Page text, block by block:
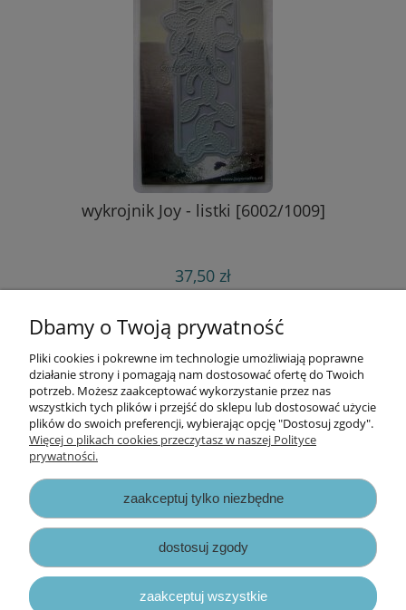
wykrojnik Joy - listki [6002/1009]
37,50 zł
Informacje
Opłaty i koszty dostawy
Zapisy prawne
Dbamy o Twoją prywatność
Pliki cookies i pokrewne im technologie umożliwiają poprawne
działanie strony i pomagają nam dostosować ofertę do Twoich
potrzeb. Możesz zaakceptować wykorzystanie przez nas
wszystkich tych plików i przejść do sklepu lub dostosować użycie
plików do swoich preferencji, wybierając opcję "Dostosuj zgody".
Więcej o plikach cookies przeczytasz w naszej Polityce
prywatności.
zaakceptuj tylko niezbędne
dostosuj zgody
zaakceptuj wszystkie